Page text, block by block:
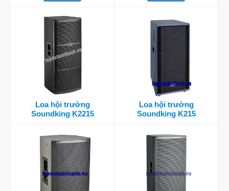
Loa hội trường
Soundking K2215
Loa hội trường
Soundking K215